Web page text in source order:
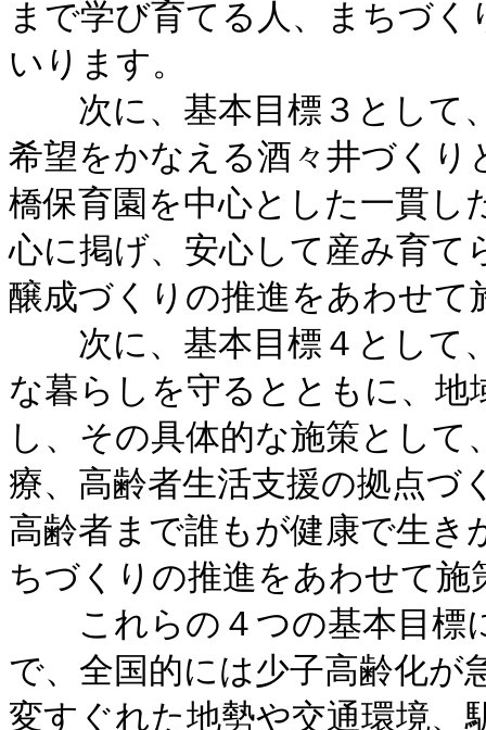
まで学び育てる人、まちづ
いります。
次に、基本目標３として
希望をかなえる酒々井づくり
橋保育園を中心とした一貫し
心に掲げ、安心して産み育て
醸成づくりの推進をあわせ
次に、基本目標４として
な暮らしを守るとともに、
し、その具体的な施策とし
療、高齢者生活支援の拠点づ
高齢者まで誰もが健康で生
ちづくりの推進をあわせて
これらの４つの基本目標
で、全国的には少子高齢化が
変すぐれた地勢や交通環境、